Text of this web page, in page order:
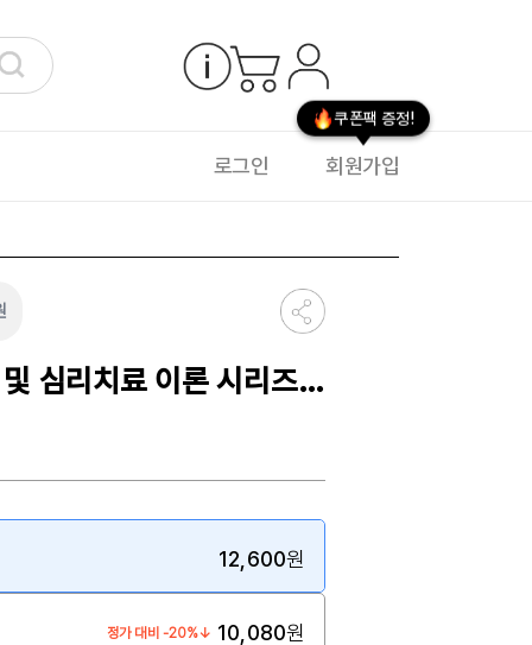
로그인 회원가입
쿠폰팩 증정!
심리치료 이론 시리즈
12,600원
정가 대비 -20%↓ 10,080원